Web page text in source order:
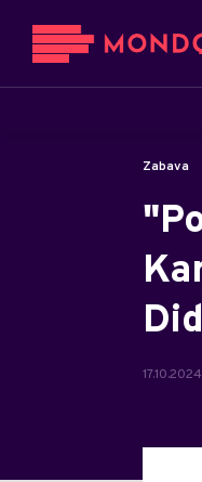
Zabava